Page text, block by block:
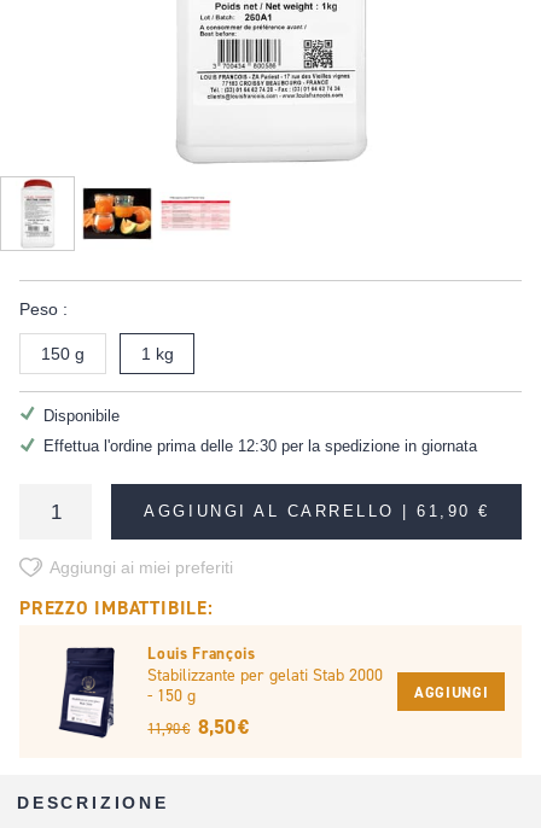
Peso :
150 g 1 kg
Disponibile
Effettua l'ordine prima delle 12:30 per la spedizione in giornata
AGGIUNGI AL CARRELLO |61,90 €
Aggiungi ai miei preferiti
PREZZO IMBATTIBILE:
Louis François
Stabilizzante per gelati Stab 2000
- 150 g
11,90 € 8,50 €
AGGIUNGI
DESCRIZIONE